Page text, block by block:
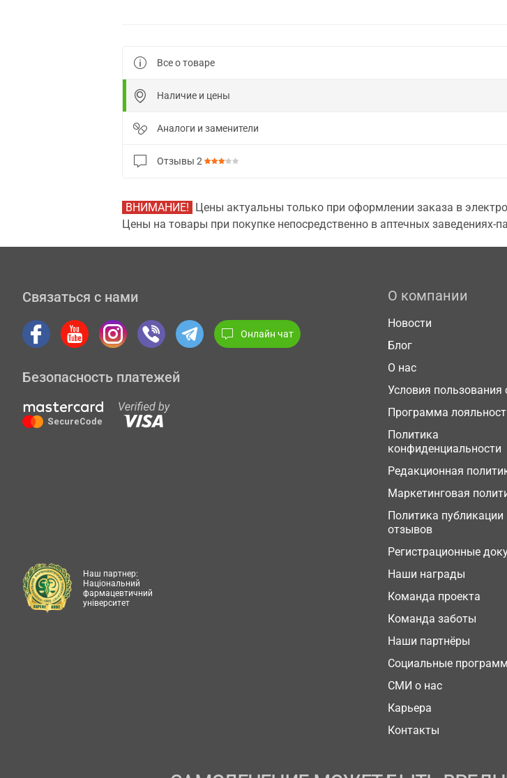
Все о товаре
Наличие и цены
Аналоги и заменители
Отзывы 2
ВНИМАНИЕ! Цены актуальны только при оформлении заказа в
Цены на товары при покупке непосредственно в аптечных заведениях-
Связаться с нами
Онлайн чат
Безопасность платежей
О компании
Новости
Блог
О нас
Условия пользования
Программа
Политика
конфиденциальности
Редакционная
Маркетинговая
Политика публикации
отзывов
Регистрационные
Наши награды
Команда проекта
Команда заботы
Наши партнёры
Социальные
СМИ о нас
Карьера
Контакты
Наш партнер:
Національний
фармацевтичний
університет